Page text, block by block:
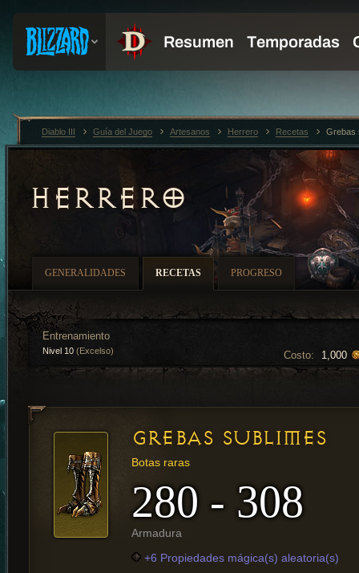
HERRERO
GENERALIDADES RECETAS PROGRESO
Costo: 1,000
Entrenamiento
Nivel 10 (Excelso)
GREBAS SUBLIMES
Botas raras
280 - 308
Armadura
+6 Propiedades mágica(s) aleatoria(s)
Diablo III Guía del Juego Artesanos Herrero Recetas Grebas